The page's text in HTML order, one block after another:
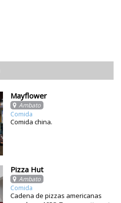
Mayflower
Ambato
Comida
Comida china.
Pizza Hut
Ambato
Comida
Cadena de pizzas americanas